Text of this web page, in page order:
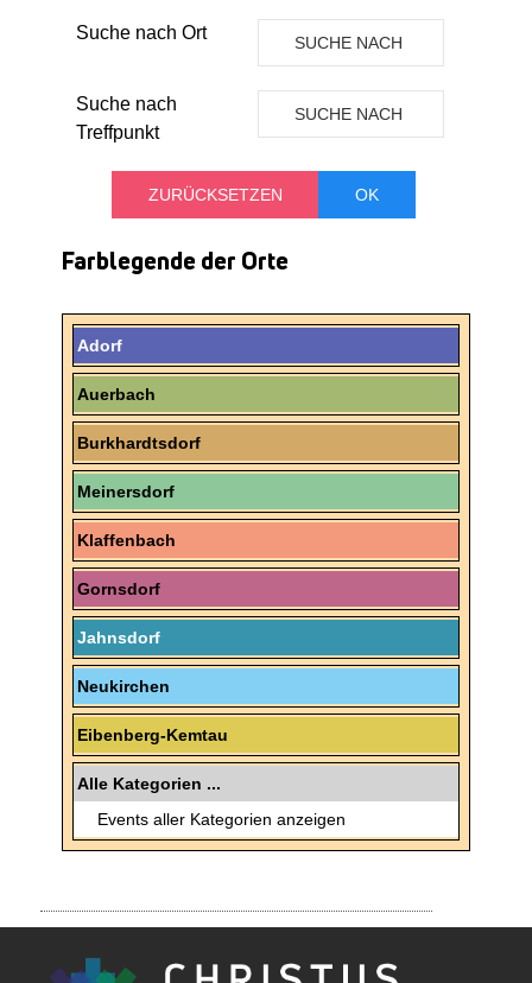
Suche nach Ort SUCHE NACH
ORT
Suche nach
Treffpunkt
SUCHE NACH
Farblegende der Orte
Adorf
Auerbach
Burkhardtsdorf
Meinersdorf
Klaffenbach
Gornsdorf
Jahnsdorf
Neukirchen
Eibenberg-Kemtau
Alle Kategorien ...
Events aller Kategorien anzeigen